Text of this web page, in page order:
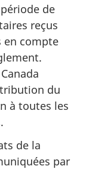
de
reçus
en compte
du
à toutes les
de la
par